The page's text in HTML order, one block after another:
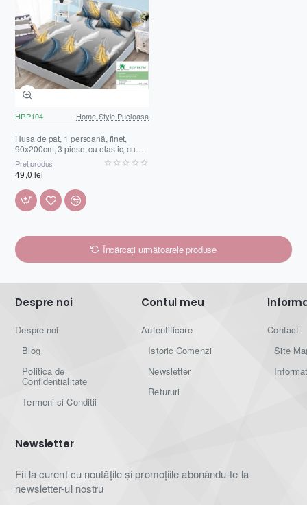
HPP104 Home Style Pucioasa
Husa de pat, 1 persoană, finet,
90x200cm, 3 piese, cu elastic, cu
imprimeu, HPP104
Preț produs
49,0 lei
Încărcați următoarele produse
Despre noi
Despre noi
Blog
Politica de
Confidentialitate
Termeni si Conditii
Contul meu
Autentificare
Istoric Comenzi
Newsletter
Retururi
Contact
Site
Newsletter
Fii la curent cu noutățile și promoțiile abonându-te la
newsletter-ul nostru